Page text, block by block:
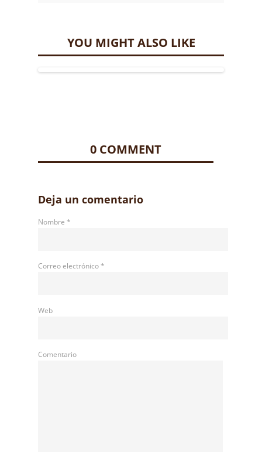
YOU MIGHT ALSO LIKE
0 COMMENT
Deja un comentario
Nombre *
Correo electrónico*
Web
Comentario